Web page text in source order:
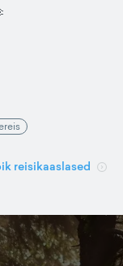
reisikaaslased